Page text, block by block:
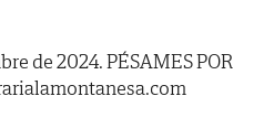
de 2024. PÉSAMES POR